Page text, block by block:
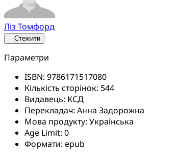
Ліз Томфорд
Стежити
Параметри
ISBN: 9786171517080
Кількість сторінок: 544
Видавець: КСД
Перекладач: Анна Задорожна
Мова продукту: Українська
Age Limit: 0
Формати: epub